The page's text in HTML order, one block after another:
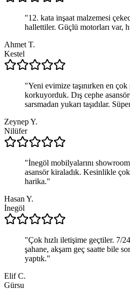
"12. kata inşaat malzemesi
hallettiler. Güçlü motorları var,
Ahmet T.
Kestel
"Yeni evimize taşınırken en
korkuyorduk. Dış cephe
sarsmadan yukarı taşıdılar.
Zeynep Y.
Nilüfer
"İnegöl mobilyalarını
asansör kiraladık. Kesinlikle
harika."
Hasan Y.
İnegöl
"Çok hızlı iletişime geçtiler. 7/
şahane, akşam geç saatte bile
yaptık."
Elif C.
Gürsu